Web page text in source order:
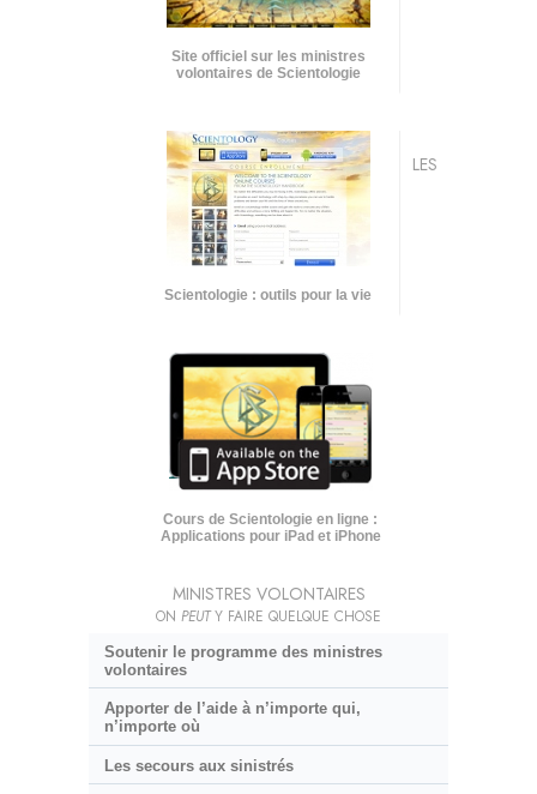
Site officiel sur les ministres
volontaires de Scientologie
Scientologie : outils pour la vie
Cours de Scientologie en ligne :
Applications pour iPad et iPhone
LES
MINISTRES VOLONTAIRES
ON PEUTY FAIRE QUELQUE CHOSE
Soutenir le programme des ministres
volontaires
Apporter de l’aide à n’importe qui,
n’importe où
Les secours aux sinistrés